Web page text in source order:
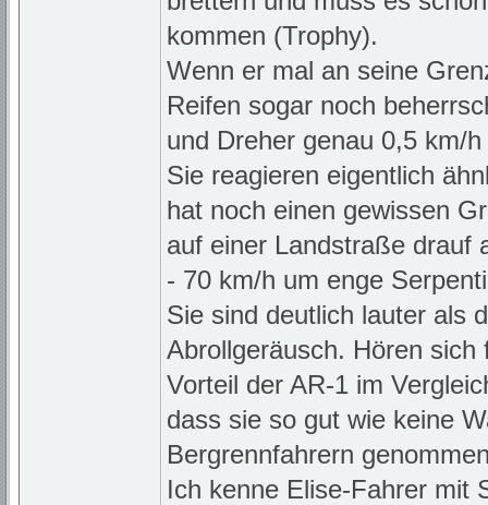
kommen (Trophy).
Wenn er mal an seine
Reifen sogar noch
und Dreher genau 0,5 km/
Sie reagieren eigentlich
hat noch einen gewissen
auf einer Landstraße drauf
- 70 km/h um enge
Sie sind deutlich lauter als
Abrollgeräusch. Hören
Vorteil der AR-1 im
dass sie so gut wie keine
Bergrennfahrern
Ich kenne Elise-Fahrer mit